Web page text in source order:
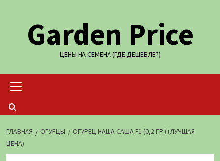
содержимомуGarden Price
ЦЕНЫ НА СЕМЕНА (ГДЕ ДЕШЕВЛЕ?)
меню
ГЛАВНАЯ ОГУРЦЫ
ОГУРЕЦ НАША САША F1 (0,2 ГР.) (ЛУЧШАЯ
ЦЕНА)